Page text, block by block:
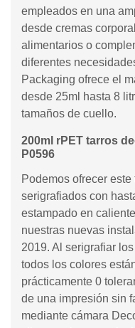
empleados en una
desde cremas
alimentarios o
diferentes
Packaging ofrece el
desde 25ml hasta 8
tamaños de cuello.
200ml rPET tarros
P0596
Podemos ofrecer
serigrafiados con
estampado en
nuestras nuevas
2019. Al serigrafiar
todos los colores
prácticamente 0
de una impresión sin
mediante cámara